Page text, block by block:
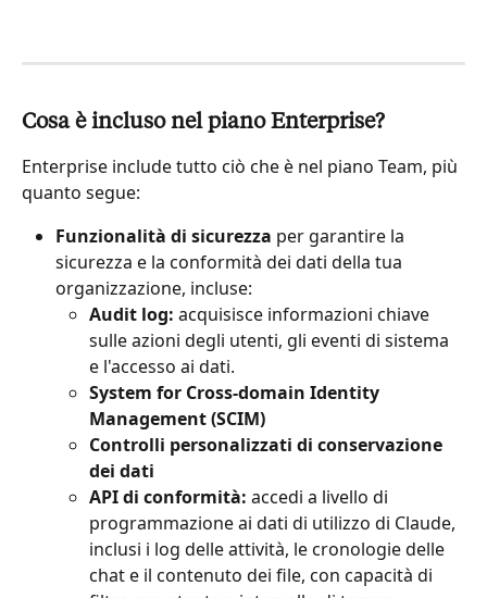
Cosa è incluso nel piano Enterprise?
Enterprise include tutto ciò che è nel piano Team, più
quanto segue:
Funzionalità di sicurezza per garantire la
sicurezza e la conformità dei dati della tua
organizzazione, incluse:
Audit log: acquisisce informazioni chiave
sulle azioni degli utenti, gli eventi di sistema
e l'accesso ai dati.
System for Cross-domain Identity
Management (SCIM)
Controlli personalizzati di conservazione
dei dati
API di conformità: accedi a livello di
programmazione ai dati di utilizzo di Claude,
inclusi i log delle attività, le cronologie delle
chat e il contenuto dei file, con capacità di